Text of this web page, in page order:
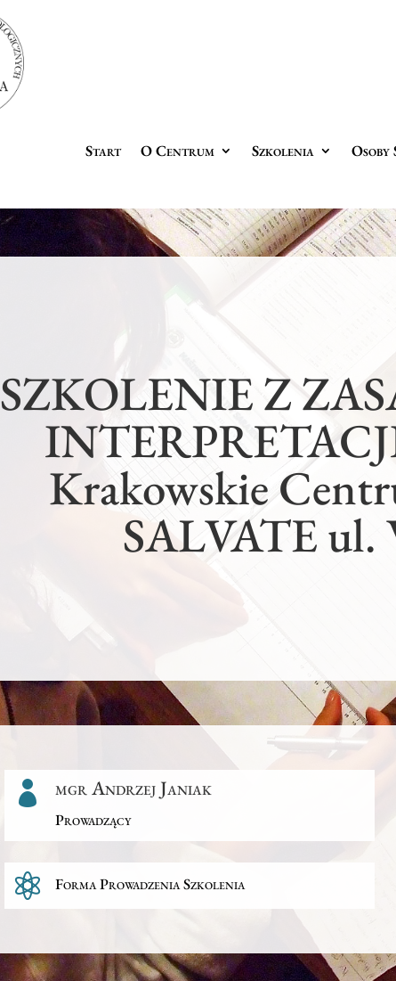
Start O Centrum Szkolenia Osoby
SZKOLENIE Z
Krakowskie
SALVATE ul.
 mgr Andrzej Janiak
Prowadzący
 Forma Prowadzenia Szkolenia